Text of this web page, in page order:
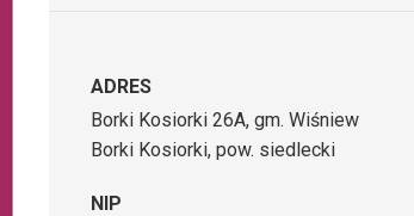
ADRES
Borki Kosiorki 26A, gm. Wiśniew
Borki Kosiorki, pow. siedlecki
NIP